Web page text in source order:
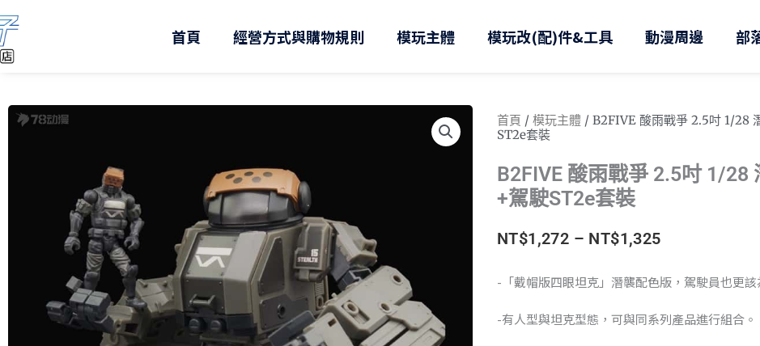
至
主
首頁 經營方式與購物規則 模玩主體 模玩改(配)件&工具 動漫周邊 部
首頁 / 模玩主體 / B2FIVE 酸雨戰爭 2.5吋 1/28
ST2e套裝
B2FIVE 酸雨戰爭 2.5吋 1/28
+駕駛ST2e套裝
NT$1,272 – NT$1,325價
-「戴帽版四眼坦克」潛襲配色版，駕駛員也更該
-有人型與坦克型態，可與同系列產品進行組合。